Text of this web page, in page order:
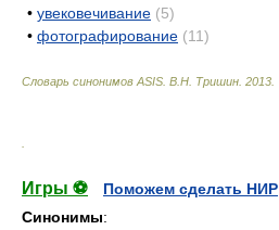
• увековечивание (5)
• фотографирование (11)
Словарь синонимов ASIS. В.Н. Тришин 2013
Игры ⚽
Поможем сделать НИР
Синонимы: